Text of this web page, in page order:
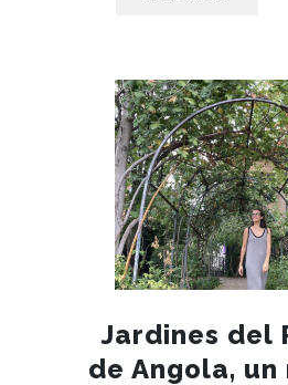
Jardines del
de Angola, un